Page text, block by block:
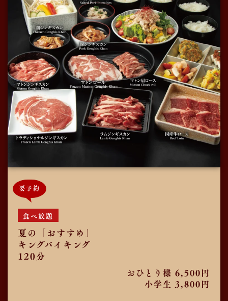
要予約
食べ放題
夏の「おすすめ」
キングバイキング
120分
おひとり様 6,500円
小学生 3,800円